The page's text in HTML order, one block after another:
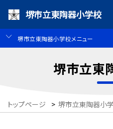
堺市立東陶器小学校
堺市立東陶器小学校メニュー
堺市立東
トップページ > 堺市立東陶器小